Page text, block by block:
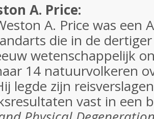
A. Price:
A. Price was een
die in de
wetenschappelijk
14 natuurvolkeren
legde zijn
vast in een